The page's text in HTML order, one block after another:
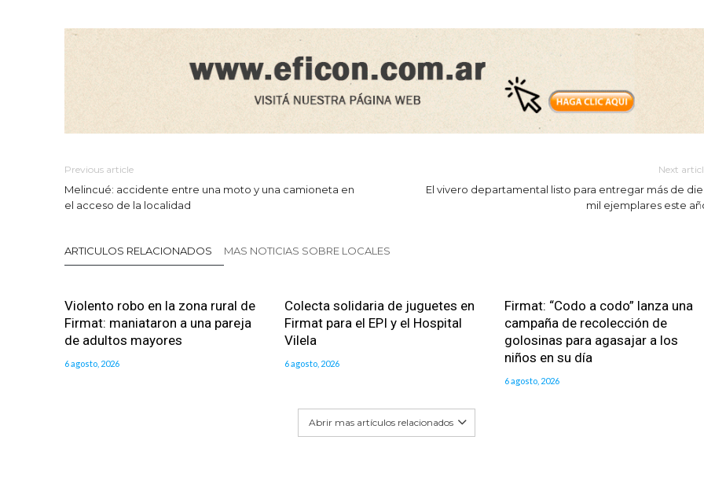
Previous article
Melincué: accidente entre una moto y una camioneta en
el acceso de la localidad
Next
El vivero departamental listo para entregar más de
mil ejemplares este
ARTICULOS RELACIONADOS MAS NOTICIAS SOBRE LOCALES
Violento robo en la zona rural de
Firmat: maniataron a una pareja
de adultos mayores
6 agosto, 2026
Colecta solidaria de juguetes en
Firmat para el EPI y el Hospital
Vilela
6 agosto, 2026
Firmat: “Codo a codo” lanza una
campaña de recolección de
golosinas para agasajar a los
niños en su día
6 agosto, 2026
Abrir mas artículos relacionados